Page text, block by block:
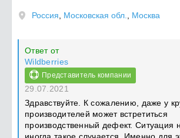
Россия Московская обл. Москва
Ответ от
Wildberries
Представитель компании
29.07.2021
Здравствуйте. К сожалению, даже у
производителей может встретиться
производственный дефект. Ситуация